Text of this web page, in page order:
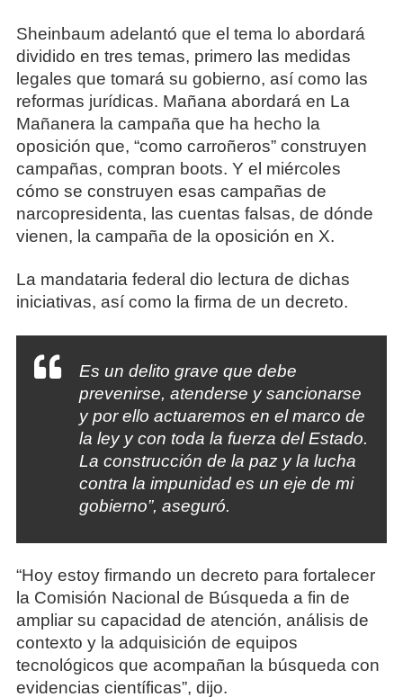
Sheinbaum adelantó que el tema lo abordará
dividido en tres temas, primero las medidas
legales que tomará su gobierno, así como las
reformas jurídicas. Mañana abordará en La
Mañanera la campaña que ha hecho la
oposición que, “como carroñeros” construyen
campañas, compran boots. Y el miércoles
cómo se construyen esas campañas de
narcopresidenta, las cuentas falsas, de dónde
vienen, la campaña de la oposición en X.
La mandataria federal dio lectura de dichas
iniciativas, así como la firma de un decreto.
Es un delito grave que debe
prevenirse, atenderse y sancionarse
y por ello actuaremos en el marco de
la ley y con toda la fuerza del Estado.
La construcción de la paz y la lucha
contra la impunidad es un eje de mi
gobierno”, aseguró.
“Hoy estoy firmando un decreto para fortalecer
la Comisión Nacional de Búsqueda a fin de
ampliar su capacidad de atención, análisis de
contexto y la adquisición de equipos
tecnológicos que acompañan la búsqueda con
evidencias científicas”, dijo.